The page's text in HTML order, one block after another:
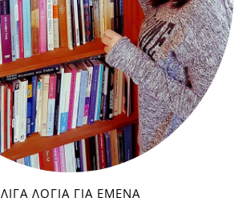
ΛΊΓΑ ΛΌΓΙΑ ΓΙΑ ΕΜΈΝΑ